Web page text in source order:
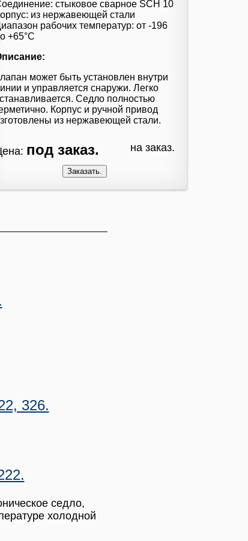
стыковое сварное SCH 10
из нержавеющей стали
рабочих температур: от -196
+65°С
может быть установлен внутри
и управляется снаружи. Легко
Седло полностью
Корпус и ручной привод
из нержавеющей стали.
под заказ. на заказ.
326.
седло,
холодной